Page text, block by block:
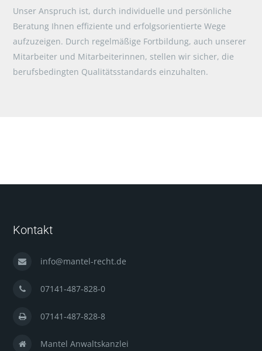
Unser Anspruch ist, durch individuelle und persönliche
Beratung Ihnen effiziente und erfolgsorientierte Wege
aufzuzeigen. Durch regelmäßige Fortbildung, auch unserer
Mitarbeiter und Mitarbeiterinnen, stellen wir sicher, die
berufsbedingten Qualitätsstandards einzuhalten.
Kontakt
info@mantel-recht.de
07141-487-828-0
07141-487-828-8
Mantel Anwaltskanzlei